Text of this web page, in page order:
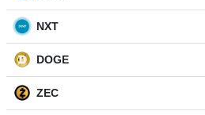
NXT
DOGE
ZEC